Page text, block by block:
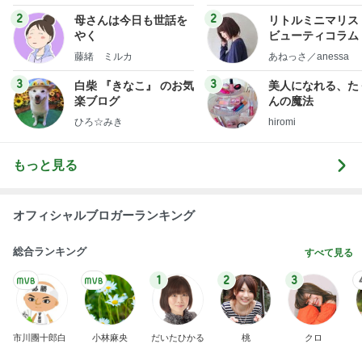
2
母さんは今日も世話を
やく
藤緒 ミルカ
3
白柴 『きなこ』 のお気
楽ブログ
ひろ☆みき
2
リトルミニマリス
ビューティコラ
little
あねっさ／anessa
3
美人になれる、た
んの魔法
hiromi
もっと見る
オフィシャルブロガーランキング
総合ランキング すべて見る
市川團十郎白
小林麻央
1
だいたひかる
2
桃
3
クロ